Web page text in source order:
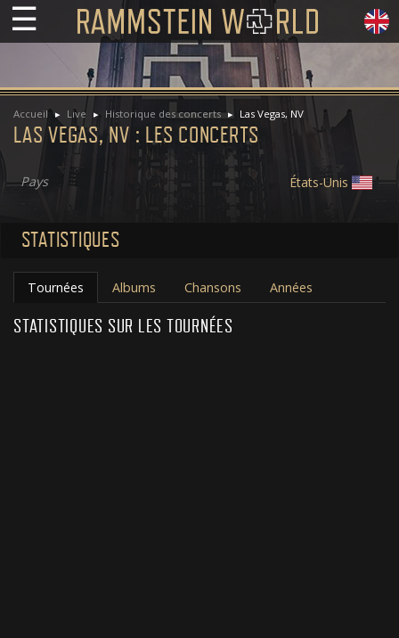
☰
Accueil Live Historique des concerts Las Vegas, NV
LAS VEGAS, NV : LES CONCERTS
Pays États-Unis
STATISTIQUES
Tournées Albums Chansons Années
STATISTIQUES SUR LES TOURNÉES